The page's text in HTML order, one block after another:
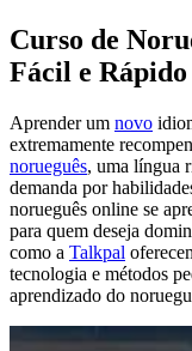
Curso de
Fácil e
Aprender um novo
extremamente
norueguês, uma língua
demanda por
norueguês online se
para quem deseja
como a Talkpal
tecnologia e métodos
aprendizado do